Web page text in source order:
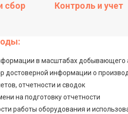
сбор Контроль и учет
в масштабах добывающего
достоверной информации о
отчетности и сводок
на подготовку отчетности
работы оборудования и